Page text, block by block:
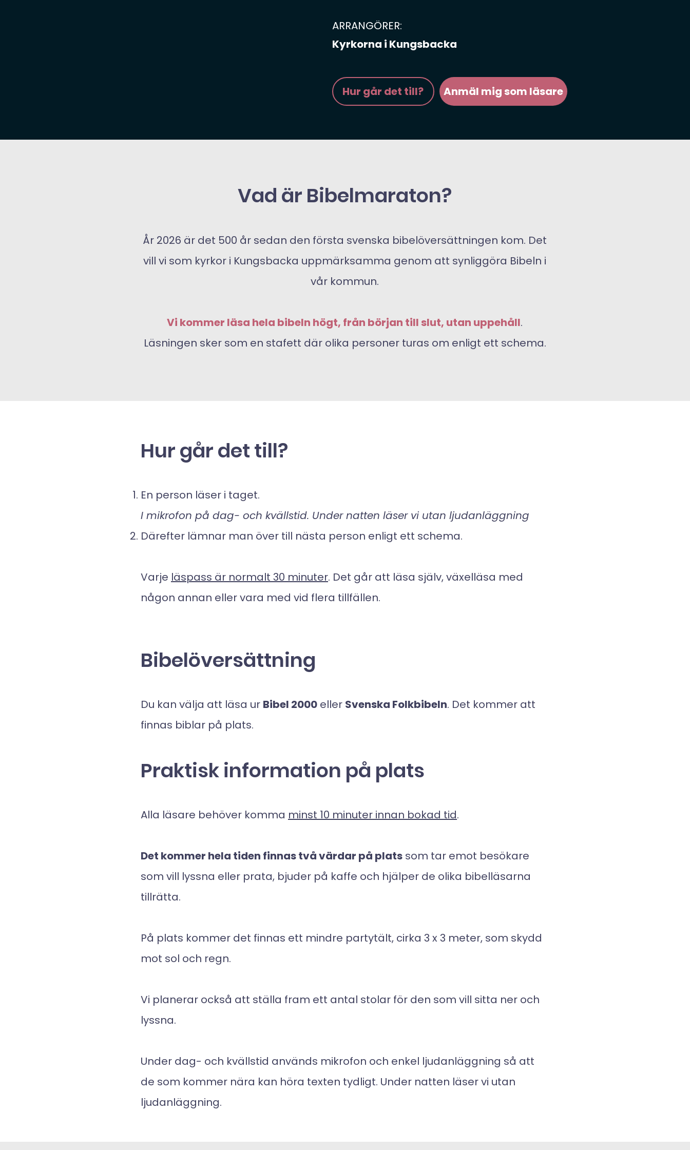
ARRANGÖRER:
Kyrkorna i Kungsbacka
Hur går det till? Anmäl mig som läsare
Vad är Bibelmaraton?
År 2026 är det 500 år sedan den första svenska bibelöversättningen kom. Det
vill vi som kyrkor i Kungsbacka uppmärksamma genom att synliggöra Bibeln i
vår kommun.
Vi kommer läsa hela bibeln högt, från början till slut, utan uppehåll.
Läsningen sker som en stafett där olika personer turas om enligt ett schema.
Hur går det till?
En person läser i taget.
I mikrofon på dag- och kvällstid. Under natten läser vi utan ljudanläggning
Därefter lämnar man över till nästa person enligt ett schema.
Varje läspass är normalt 30 minuter. Det går att läsa själv, växelläsa med
någon annan eller vara med vid flera tillfällen.
Bibelöversättning
Du kan välja att läsa ur Bibel 2000 eller Svenska Folkbibeln. Det kommer att
finnas biblar på plats.
Praktisk information på plats
Alla läsare behöver komma minst 10 minuter innan bokad tid.
Det kommer hela tiden finnas två värdar på plats som tar emot besökare
som vill lyssna eller prata, bjuder på kaffe och hjälper de olika bibelläsarna
tillrätta.
På plats kommer det finnas ett mindre partytält, cirka 3 x 3 meter, som skydd
mot sol och regn.
Vi planerar också att ställa fram ett antal stolar för den som vill sitta ner och
lyssna.
Under dag- och kvällstid används mikrofon och enkel ljudanläggning så att
de som kommer nära kan höra texten tydligt. Under natten läser vi utan
ljudanläggning.